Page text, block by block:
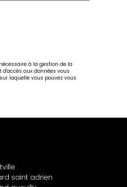
à la gestion de la
aux données vous
laquelle vous pouvez vous
saint adrien